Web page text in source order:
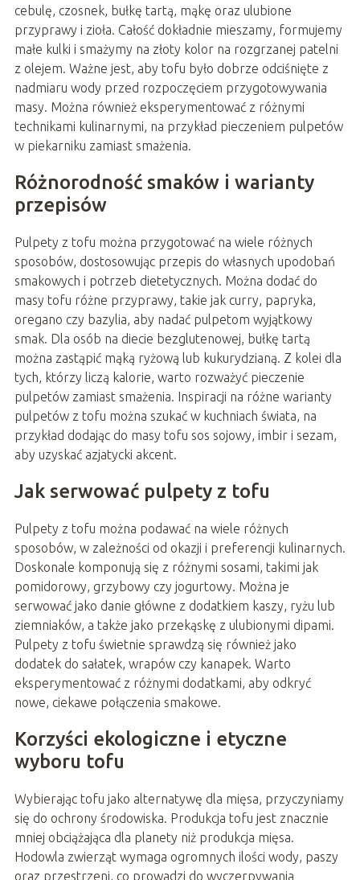
cebulę, czosnek, bułkę tartą, mąkę oraz ulubione
przyprawy i zioła. Całość dokładnie mieszamy, formujemy
małe kulki i smażymy na złoty kolor na rozgrzanej patelni
z olejem. Ważne jest, aby tofu było dobrze odciśnięte z
nadmiaru wody przed rozpoczęciem przygotowywania
masy. Można również eksperymentować z różnymi
technikami kulinarnymi, na przykład pieczeniem pulpetów
w piekarniku zamiast smażenia.
Różnorodność smaków i warianty
przepisów
Pulpety z tofu można przygotować na wiele różnych
sposobów, dostosowując przepis do własnych upodobań
smakowych i potrzeb dietetycznych. Można dodać do
masy tofu różne przyprawy, takie jak curry, papryka,
oregano czy bazylia, aby nadać pulpetom wyjątkowy
smak. Dla osób na diecie bezglutenowej, bułkę tartą
można zastąpić mąką ryżową lub kukurydzianą. Z kolei dla
tych, którzy liczą kalorie, warto rozważyć pieczenie
pulpetów zamiast smażenia. Inspiracji na różne warianty
pulpetów z tofu można szukać w kuchniach świata, na
przykład dodając do masy tofu sos sojowy, imbir i sezam,
aby uzyskać azjatycki akcent.
Jak serwować pulpety z tofu
Pulpety z tofu można podawać na wiele różnych
sposobów, w zależności od okazji i preferencji kulinarnych.
Doskonale komponują się z różnymi sosami, takimi jak
pomidorowy, grzybowy czy jogurtowy. Można je
serwować jako danie główne z dodatkiem kaszy, ryżu lub
ziemniaków, a także jako przekąskę z ulubionymi dipami.
Pulpety z tofu świetnie sprawdzą się również jako
dodatek do sałatek, wrapów czy kanapek. Warto
eksperymentować z różnymi dodatkami, aby odkryć
nowe, ciekawe połączenia smakowe.
Korzyści ekologiczne i etyczne
wyboru tofu
Wybierając tofu jako alternatywę dla mięsa, przyczyniamy
się do ochrony środowiska. Produkcja tofu jest znacznie
mniej obciążająca dla planety niż produkcja mięsa.
Hodowla zwierząt wymaga ogromnych ilości wody, paszy
oraz przestrzeni, co prowadzi do wyczerpywania